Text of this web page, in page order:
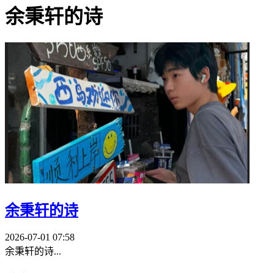
余秉轩的诗
余秉轩的诗
2026-07-01 07:58
余秉轩的诗...